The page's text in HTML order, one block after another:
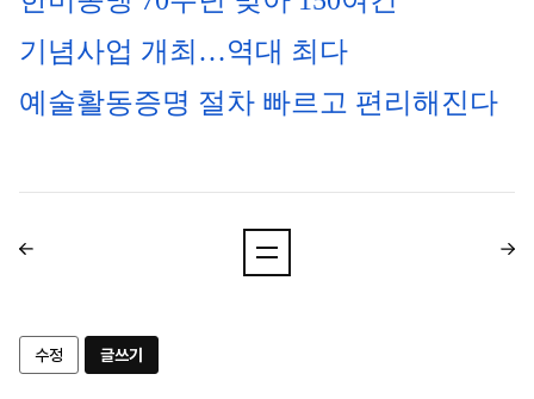
기념사업 개최…역대 최다
예술활동증명 절차 빠르고 편리해진다
수정 글쓰기